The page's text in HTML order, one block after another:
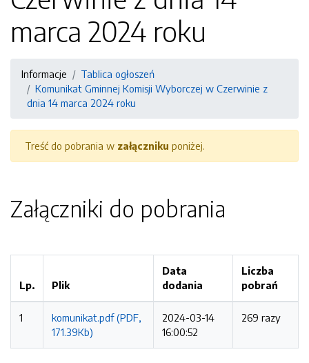
marca 2024 roku
Informacje
Tablica ogłoszeń
Komunikat Gminnej Komisji Wyborczej w Czerwinie z
dnia 14 marca 2024 roku
Treść do pobrania w załączniku poniżej.
Załączniki do pobrania
Lp. Plik
Data
dodania
Liczba
pobrań
1
komunikat.pdf (PDF,
171.39Kb)
2024-03-14
16:00:52
269 razy